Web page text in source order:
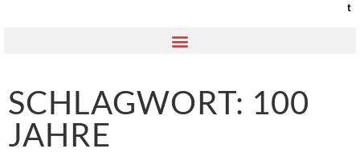
t
SCHLAGWORT: 100
JAHRE